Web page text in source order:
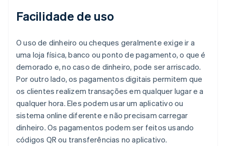
Facilidade de uso
O uso de dinheiro ou cheques geralmente exige ir a
uma loja física, banco ou ponto de pagamento, o que é
demorado e, no caso de dinheiro, pode ser arriscado.
Por outro lado, os pagamentos digitais permitem que
os clientes realizem transações em qualquer lugar e a
qualquer hora. Eles podem usar um aplicativo ou
sistema online diferente e não precisam carregar
dinheiro. Os pagamentos podem ser feitos usando
códigos QR ou transferências no aplicativo.